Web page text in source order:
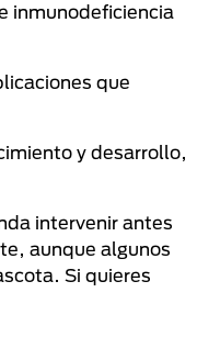
inmunodeficiencia
que
y desarrollo,
intervenir antes
aunque algunos
Si quieres